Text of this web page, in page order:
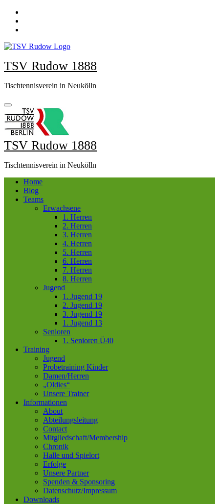
Zum
Inhalt
springen
TSV Rudow 1888
Tischtennisverein in Neukölln
TSV Rudow 1888
Tischtennisverein in Neukölln
Home
Blog
Teams
Erwachsene
1. Herren
2. Herren
3. Herren
4. Herren
5. Herren
6. Herren
7. Herren
8. Herren
Jugend
1. Jugend 19
2. Jugend 19
3. Jugend 19
1. Jugend 13
Senioren
1. Senioren Ü40
Training
Jugend
Probetraining Kinder
Damen/Herren
„Oldies“
Unsere Trainer
Informationen
About
Abteilungsleitung
Contact
Mitgliedschaft/Membership
Chronik
Halle und Spielort
Erfolge
Unsere Partner
Spenden & Sponsoring
Datenschutz/Impressum
Downloads